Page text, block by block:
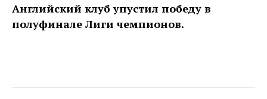
Английский клуб упустил победу в
полуфинале Лиги чемпионов.